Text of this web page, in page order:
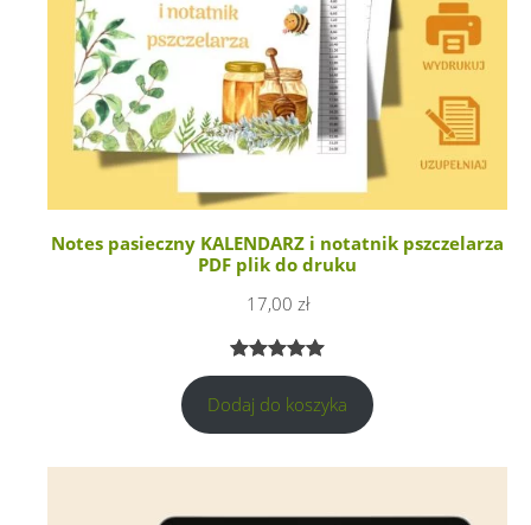
Notes pasieczny KALENDARZ i notatnik pszczelarza
PDF plik do druku
17,00 zł
Oceniony
5.00na 5
na
1
klienta
Dodaj do koszyka